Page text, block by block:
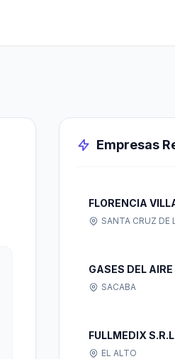
Empresas
FLORENCIA
SANTA CRUZ DE
GASES DEL AIRE
SACABA
FULLMEDIX
EL ALTO